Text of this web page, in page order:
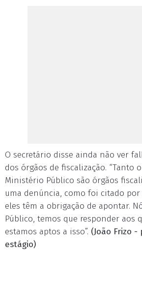
O secretário disse ainda não ver
dos órgãos de fiscalização. “Tanto
Ministério Público são órgãos
uma denúncia, como foi citado por
eles têm a obrigação de apontar.
Público, temos que responder aos
estamos aptos a isso”. (João Frizo -
estágio)